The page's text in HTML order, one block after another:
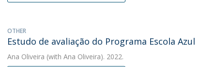
OTHER
Estudo de avaliação do Programa Escola Azul
Ana Oliveira (with Ana Oliveira). 2022.